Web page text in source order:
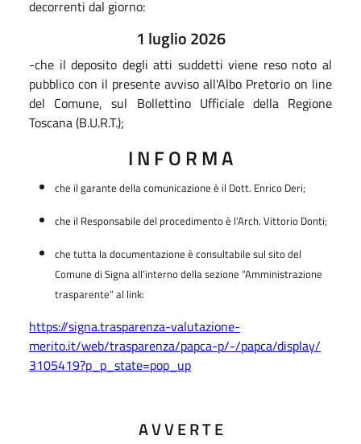
decorrenti dal giorno:
1 luglio 2026
-che il deposito degli atti suddetti viene reso noto al
pubblico con il presente avviso all'Albo Pretorio on line
del Comune, sul Bollettino Ufficiale della Regione
Toscana (B.U.R.T.);
I N F O R M A
che il garante della comunicazione è il Dott. Enrico Deri;
che il Responsabile del procedimento è l’Arch. Vittorio Donti;
che tutta la documentazione è consultabile sul sito del
Comune di Signa all’interno della sezione “Amministrazione
trasparente” al link:
https://signa.trasparenza-valutazione-
merito.it/web/trasparenza/papca-p/-/papca/display/
3105419?p_p_state=pop_up
A V V E R T E